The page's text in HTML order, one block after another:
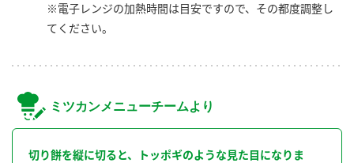
※電子レンジの加熱時間は目安ですので、その都度調整し
てください。
ミツカンメニューチームより
切り餅を縦に切ると、トッポギのような見た目になりま